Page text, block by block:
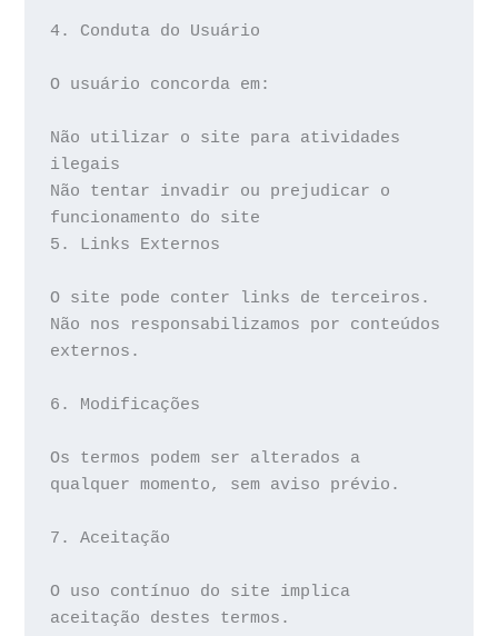
4. Conduta do Usuário
O usuário concorda em:
Não utilizar o site para atividades
ilegais
Não tentar invadir ou prejudicar o
funcionamento do site
5. Links Externos
O site pode conter links de terceiros.
Não nos responsabilizamos por conteúdos
externos.
6. Modificações
Os termos podem ser alterados a
qualquer momento, sem aviso prévio.
7. Aceitação
O uso contínuo do site implica
aceitação destes termos.